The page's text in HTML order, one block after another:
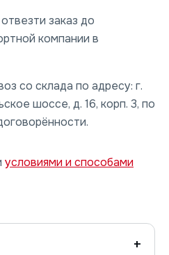
заказ до
компании в
со склада по адресу: г.
шоссе, д. 16, корп. 3, по
условиями и способами